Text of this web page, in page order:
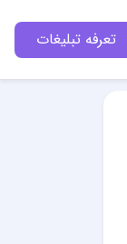
تعرفه تبلیغات